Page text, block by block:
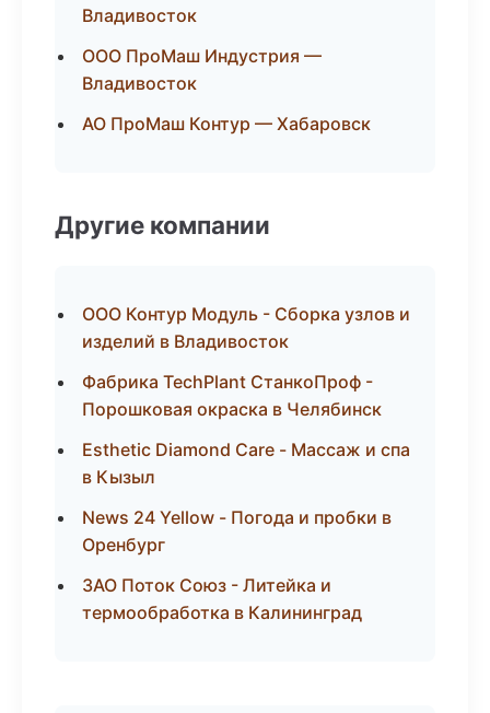
Владивосток
ООО ПроМаш Индустрия —
Владивосток
АО ПроМаш Контур — Хабаровск
Другие компании
ООО Контур Модуль - Сборка узлов и
изделий в Владивосток
Фабрика TechPlant СтанкоПроф -
Порошковая окраска в Челябинск
Esthetic Diamond Care - Массаж и спа
в Кызыл
News 24 Yellow - Погода и пробки в
Оренбург
ЗАО Поток Союз - Литейка и
термообработка в Калининград